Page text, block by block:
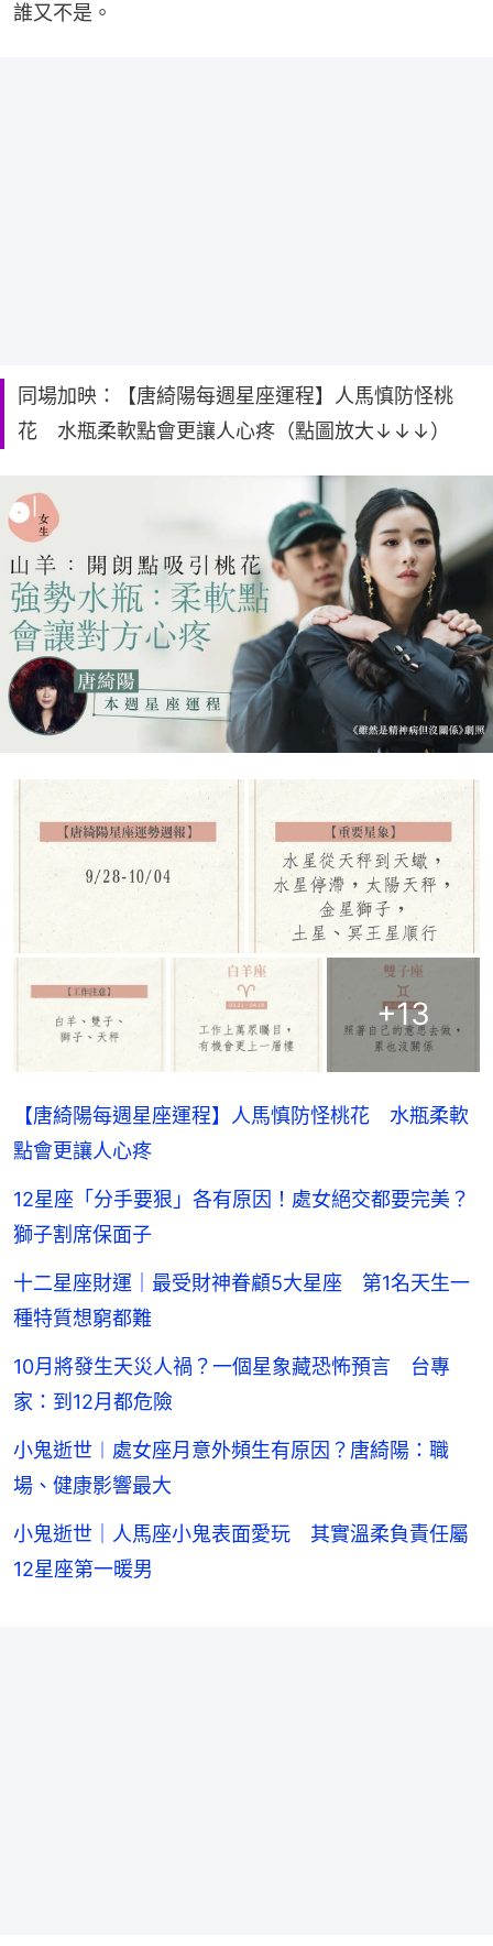
誰又不是。
同場加映：【唐綺陽每週星座運程】人馬慎防怪桃
花 水瓶柔軟點會更讓人心疼（點圖放大↓↓↓）
+13
【唐綺陽每週星座運程】人馬慎防怪桃花 水瓶柔軟
點會更讓人心疼
12星座「分手要狠」各有原因！處女絕交都要完美？
獅子割席保面子
十二星座財運｜最受財神眷顧5大星座 第1名天生一
種特質想窮都難
10月將發生天災人禍？一個星象藏恐怖預言 台專
家：到12月都危險
小鬼逝世︱處女座月意外頻生有原因？唐綺陽：職
場、健康影響最大
小鬼逝世｜人馬座小鬼表面愛玩 其實溫柔負責任屬
12星座第一暖男